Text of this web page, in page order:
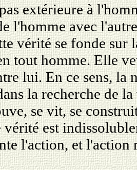
extérieure à
l'homme avec
vérité se fonde sur
tout homme. Elle
lui. En ce sens, la
la recherche de
se vit, se
vérité est
l'action, et l'action